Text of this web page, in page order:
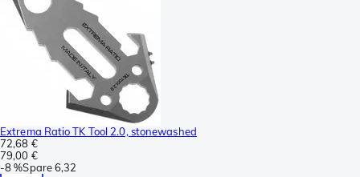
Extrema Ratio TK Tool 2.0, stonewashed
72,68 €
79,00 €
-8 %Spare6,32